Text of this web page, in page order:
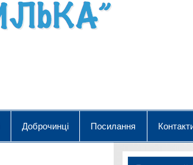
Доброчинці Посилання